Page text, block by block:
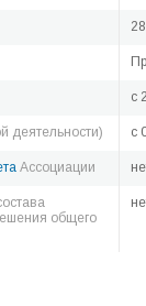
c
деятельности) c
Ассоциации
общего